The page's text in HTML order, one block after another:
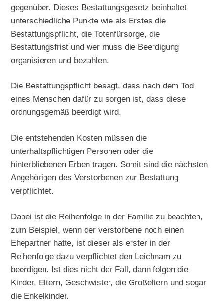
gegenüber. Dieses Bestattungsgesetz beinhaltet
unterschiedliche Punkte wie als Erstes die
Bestattungspflicht, die Totenfürsorge, die
Bestattungsfrist und wer muss die Beerdigung
organisieren und bezahlen.
Die Bestattungspflicht besagt, dass nach dem Tod
eines Menschen dafür zu sorgen ist, dass diese
ordnungsgemäß beerdigt wird.
Die entstehenden Kosten müssen die
unterhaltspflichtigen Personen oder die
hinterbliebenen Erben tragen. Somit sind die nächsten
Angehörigen des Verstorbenen zur Bestattung
verpflichtet.
Dabei ist die Reihenfolge in der Familie zu beachten,
zum Beispiel, wenn der verstorbene noch einen
Ehepartner hatte, ist dieser als erster in der
Reihenfolge dazu verpflichtet den Leichnam zu
beerdigen. Ist dies nicht der Fall, dann folgen die
Kinder, Eltern, Geschwister, die Großeltern und sogar
die Enkelkinder.